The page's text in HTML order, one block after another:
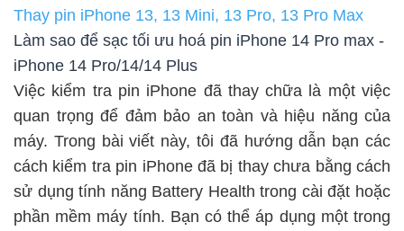
Thay pin iPhone 13, 13 Mini, 13 Pro, 13 Pro Max
Làm sao để sạc tối ưu hoá pin iPhone 14 Pro max -
iPhone 14 Pro/14/14 Plus
Việc kiểm tra pin iPhone đã thay chữa là một việc
quan trọng để đảm bảo an toàn và hiệu năng của
máy. Trong bài viết này, tôi đã hướng dẫn bạn các
cách kiểm tra pin iPhone đã bị thay chưa bằng cách
sử dụng tính năng Battery Health trong cài đặt hoặc
phần mềm máy tính. Bạn có thể áp dụng một trong